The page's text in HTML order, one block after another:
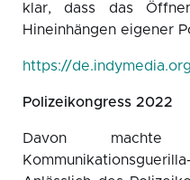
klar, dass das
Hineinhängen eigener
https://
Polizeikongress 2022
Davon machte